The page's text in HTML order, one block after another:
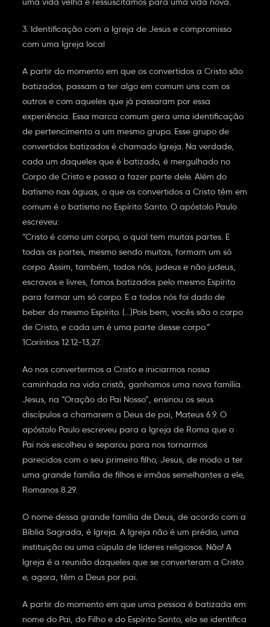
3. Identificação com a Igreja de Jesus e compromisso
com uma Igreja local
A partir do momento em que os convertidos a Cristo são
batizados, passam a ter algo em comum uns com os
outros e com aqueles que já passaram por essa
experiência. Essa marca comum gera uma identificação
de pertencimento a um mesmo grupo. Esse grupo de
convertidos batizados é chamado Igreja. Na verdade,
cada um daqueles que é batizado, é mergulhado no
Corpo de Cristo e passa a fazer parte dele. Além do
batismo nas águas, o que os convertidos a Cristo têm em
comum é o batismo no Espírito Santo. O apóstolo Paulo
escreveu:
“Cristo é como um corpo, o qual tem muitas partes. E
todas as partes, mesmo sendo muitas, formam um só
corpo. Assim, também, todos nós, judeus e não judeus,
escravos e livres, fomos batizados pelo mesmo Espírito
para formar um só corpo. E a todos nós foi dado de
beber do mesmo Espírito. (…)Pois bem, vocês são o corpo
de Cristo, e cada um é uma parte desse corpo.”
1Coríntios 12.12-13,27.
Ao nos convertermos a Cristo e iniciarmos nossa
caminhada na vida cristã, ganhamos uma nova família.
Jesus, na “Oração do Pai Nosso”, ensinou os seus
discípulos a chamarem a Deus de pai, Mateus 6.9. O
apóstolo Paulo escreveu para a Igreja de Roma que o
Pai nos escolheu e separou para nos tornarmos
parecidos com o seu primeiro filho, Jesus, de modo a ter
uma grande família de filhos e irmãos semelhantes a ele,
Romanos 8.29.
O nome dessa grande família de Deus, de acordo com a
Bíblia Sagrada, é Igreja. A Igreja não é um prédio, uma
instituição ou uma cúpula de líderes religiosos. Não! A
Igreja é a reunião daqueles que se converteram a Cristo
e, agora, têm a Deus por pai.
A partir do momento em que uma pessoa é batizada em
nome do Pai, do Filho e do Espírito Santo, ela se identifica